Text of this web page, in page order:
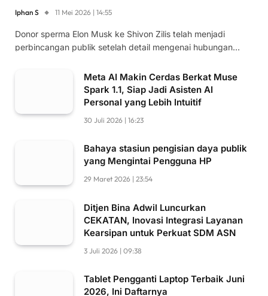
Iphan S 11 Mei 2026 | 14:55
Donor sperma Elon Musk ke Shivon Zilis telah menjadi
perbincangan publik setelah detail mengenai hubungan…
Meta AI Makin Cerdas Berkat Muse
Spark 1.1, Siap Jadi Asisten AI
Personal yang Lebih Intuitif
30 Juli 2026 | 16:23
Bahaya stasiun pengisian daya publik
yang Mengintai Pengguna HP
29 Maret 2026 | 23:54
Ditjen Bina Adwil Luncurkan
CEKATAN, Inovasi Integrasi Layanan
Kearsipan untuk Perkuat SDM ASN
3 Juli 2026 | 09:38
Tablet Pengganti Laptop Terbaik Juni
2026, Ini Daftarnya